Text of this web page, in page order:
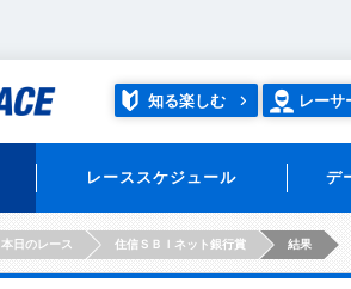
知る楽しむ レーサ
レーススケジュール デ
本日のレース 住信ＳＢＩネット銀行賞 結果